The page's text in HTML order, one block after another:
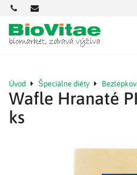
+421
901
712
584
office@biovitae.sk
Úvod Špeciálne diéty
Wafle Hranaté
ks